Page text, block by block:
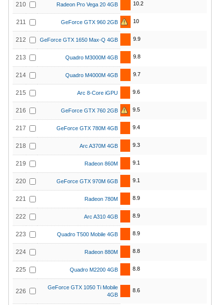
210 Radeon Pro Vega 20 4GB 10.2
211 GeForce GTX 960 2GB 10
212 GeForce GTX 1650 Max-Q 4GB 9.9
213 Quadro M3000M 4GB 9.8
214 Quadro M4000M 4GB 9.7
215 Arc 8-Core iGPU 9.6
216 GeForce GTX 760 2GB 9.5
217 GeForce GTX 780M 4GB 9.4
218 Arc A370M 4GB 9.3
219 Radeon 860M 9.1
220 GeForce GTX 970M 6GB 9.1
221 Radeon 780M 8.9
222 Arc A310 4GB 8.9
223 Quadro T500 Mobile 4GB 8.9
224 Radeon 880M 8.8
225 Quadro M2200 4GB 8.8
226
GeForce GTX 1050 Ti Mobile
4GB
8.6